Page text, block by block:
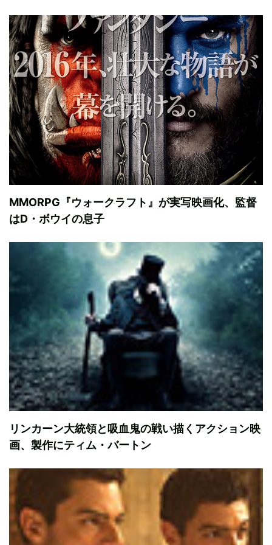
MMORPG『ウォークラフト』が実写映画化、監督
はD・ボウイの息子
リンカーン大統領と吸血鬼の戦い描くアクション映
画、製作にティム・バートン